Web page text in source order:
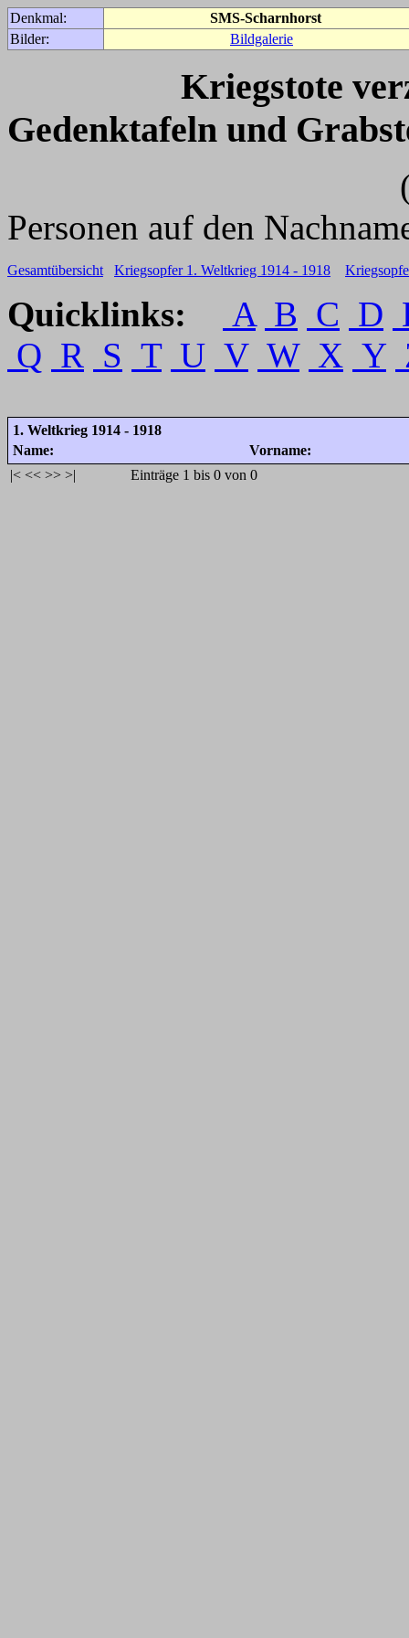
Denkmal:
SMS-Scharnhorst
Bilder:
Bildgalerie
Kriegstote
Gedenktafeln und
(Für weitere
Personen auf den
Gesamtübersicht Kriegsopfer 1. Weltkrieg 1914 - 1918
Quicklinks: A B C D
Q R S T U V W X Y
1. Weltkrieg 1914 - 1918
Name:
Vorname:
|< << >> >| Einträge 1 bis 0 von 0